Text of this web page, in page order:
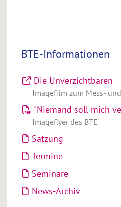
BTE-Informationen
Die Unverzichtbaren
Imagefilm zum Mess-
"Niemand soll mich
Imageflyer des BTE
Satzung
Termine
Seminare
News-Archiv